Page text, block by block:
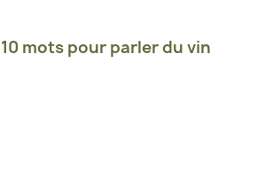
10 mots pour parler du vin